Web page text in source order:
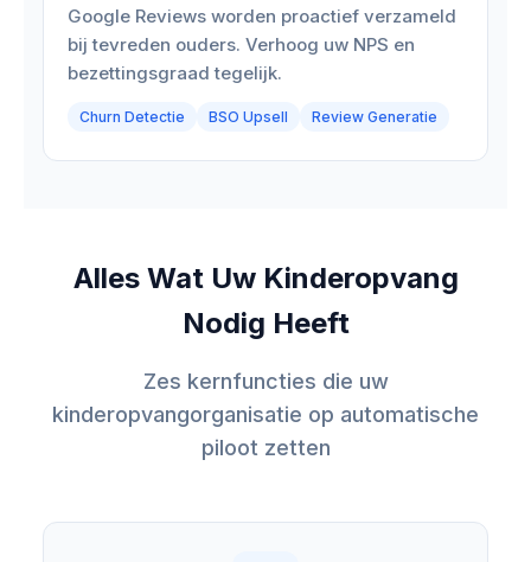
Google Reviews worden proactief verzameld
bij tevreden ouders. Verhoog uw NPS en
bezettingsgraad tegelijk.
Churn Detectie BSO Upsell Review Generatie
Alles Wat Uw Kinderopvang
Nodig Heeft
Zes kernfuncties die uw
kinderopvangorganisatie op automatische
piloot zetten